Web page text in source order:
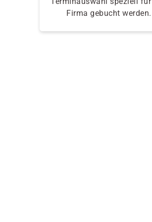
Firma gebucht werden.